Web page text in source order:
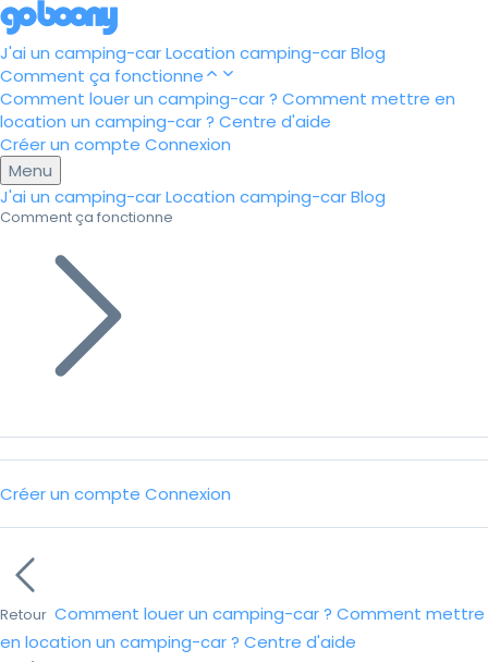
J'ai un camping-carLocation camping-carBlog
Comment ça fonctionne
Comment louer un camping-car ? Comment mettre en
location un camping-car ? Centre d'aide
Créer un compte Connexion
Menu
J'ai un camping-carLocation camping-carBlog
Comment ça fonctionne
Créer un compte Connexion
Retour Comment louer un camping-car ? Comment mettre
en location un camping-car ? Centre d'aide